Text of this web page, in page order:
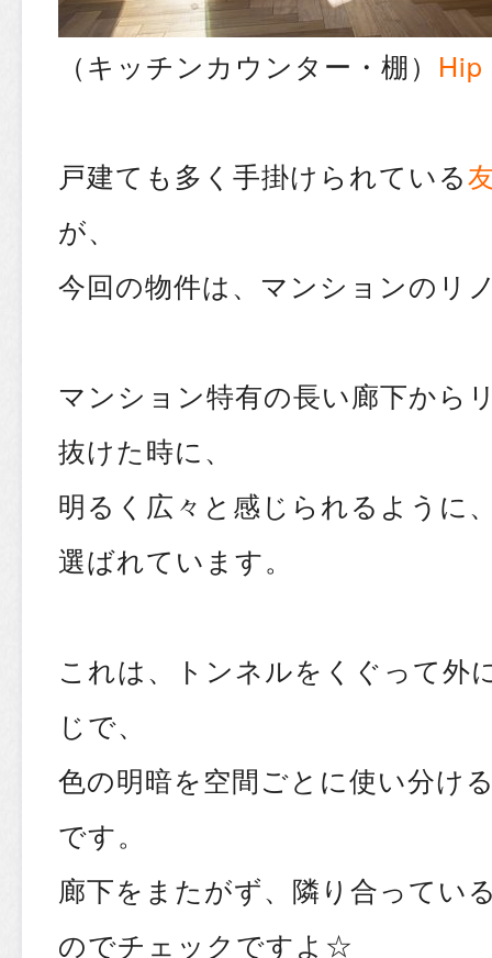
（キッチンカウンター・棚） Hip
戸建ても多く手掛けられている
が、
今回の物件は、マンションのリ
マンション特有の長い廊下から
抜けた時に、
明るく広々と感じられるように
選ばれています。
これは、トンネルをくぐって外
じで、
色の明暗を空間ごとに使い分け
です。
廊下をまたがず、隣り合ってい
のでチェックですよ☆